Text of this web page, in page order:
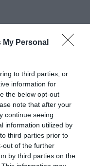
Personal
to third parties, or
information for
the below opt-out
note that after your
continue seeing
information utilized by
third parties prior to
out of the further
by third parties on the